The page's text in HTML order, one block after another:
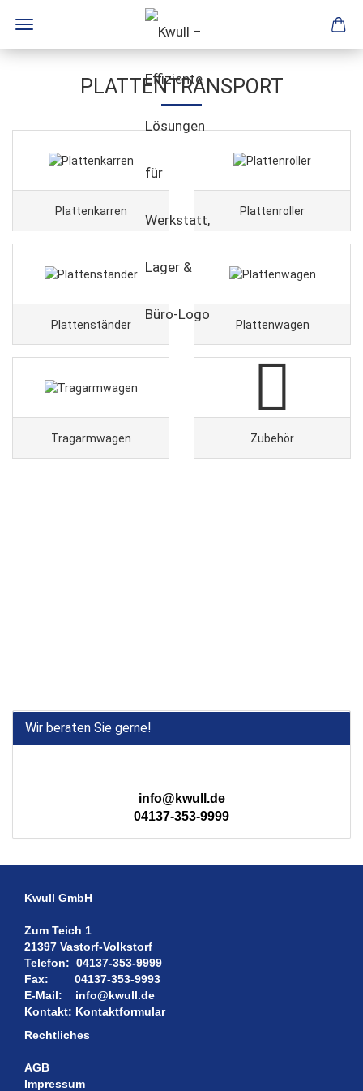
PLATTENTRANSPORT
Plattenkarren Plattenroller
Plattenständer Plattenwagen
Tragarmwagen Zubehör
Wir beraten Sie gerne!
info@kwull.de
04137-353-9999
Kwull GmbH
Zum Teich 1
21397 Vastorf-Volkstorf
Telefon: 04137-353-9999
Fax: 04137-353-9993
E-Mail:
info@kwull.de
Kontakt: Kontaktformular
Rechtliches
AGB
Impressum